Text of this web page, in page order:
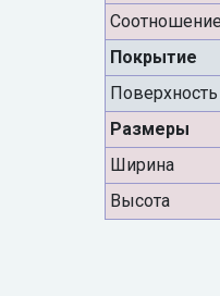
Покрытие
Поверхность
Размеры
Ширина
Высота